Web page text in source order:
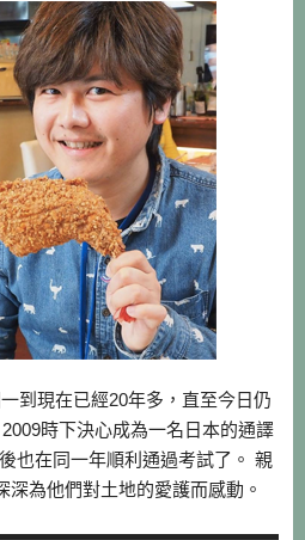
到現在已經20年多，直至今日仍
時下決心成為一名日本的通譯
也在同一年順利通過考試了。 親
深為他們對土地的愛護而感動。